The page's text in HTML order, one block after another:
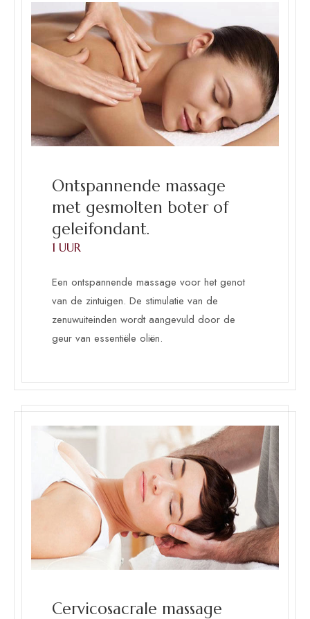
Ontspannende massage
met gesmolten boter of
geleifondant.
1 UUR
Een ontspannende massage voor het genot
van de zintuigen. De stimulatie van de
zenuwuiteinden wordt aangevuld door de
geur van essentiële oliën.
Cervicosacrale massage